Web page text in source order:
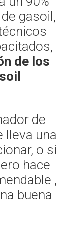
gasoil,
de los
de
lleva una
o si
hace
,
buena